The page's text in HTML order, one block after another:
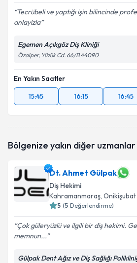
Tecrübeli ve yaptığı işin bilincinde
anlayizla
Egemen Açıkgöz Diş Kliniği
Özalper, Yüzük Cd. 66/B 44090
En Yakın Saatler
15:45
16:15 16:45
Bölgenize yakın diğer uzmanlar
Dt. Ahmet Gülpak
Diş Hekimi
Kahramanmaraş, Onikişubat
5 (5 Değerlendirme)
Çok güleryüzlü ve ilgili bir diş hekimi.
memnun...
Gülpak Dent Ağız ve Diş Sağlığı